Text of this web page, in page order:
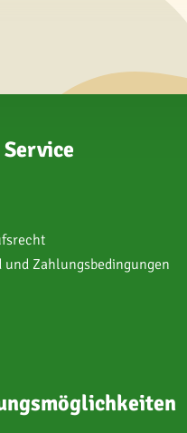
und Zahlungsbedingungen